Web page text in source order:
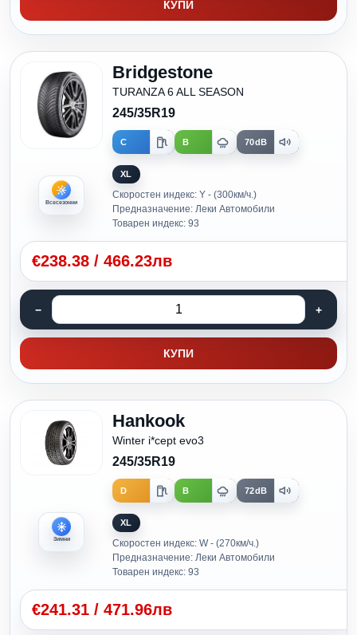
КУПИ
Всесезонни
Bridgestone
TURANZA 6 ALL SEASON
245/35R19
C B 70dB
XL
Скоростен индекс: Y - (300км/ч.)
Предназначение: Леки Автомобили
Товарен индекс: 93
€238.38 / 466.23лв
КУПИ
Зимни
Hankook
Winter i*cept evo3
245/35R19
D B 72dB
XL
Скоростен индекс: W - (270км/ч.)
Предназначение: Леки Автомобили
Товарен индекс: 93
€241.31 / 471.96лв